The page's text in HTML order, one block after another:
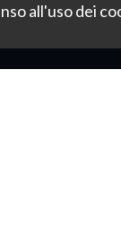
all'uso dei